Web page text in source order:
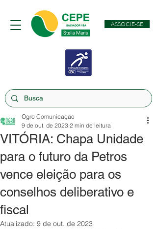
ASSOCIE-SE
VITÓRIA: Chapa Unidade
para o futuro da Petros
vence eleição para os
conselhos deliberativo e
fiscal
Ogro Comunicação
9 de out. de 2023 2 min de leitura
Atualizado: 9 de out. de 2023